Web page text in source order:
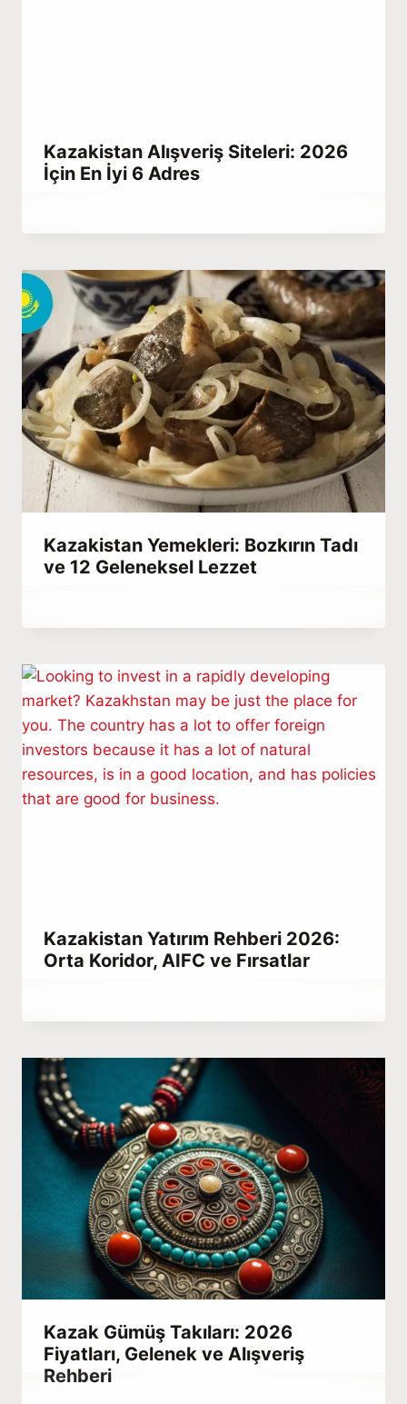
Kazakistan Alışveriş Siteleri: 2026
İçin En İyi 6 Adres
Kazakistan Yemekleri: Bozkırın Tadı
ve 12 Geleneksel Lezzet
Kazakistan Yatırım Rehberi 2026:
Orta Koridor, AIFC ve Fırsatlar
Kazak Gümüş Takıları: 2026
Fiyatları, Gelenek ve Alışveriş
Rehberi